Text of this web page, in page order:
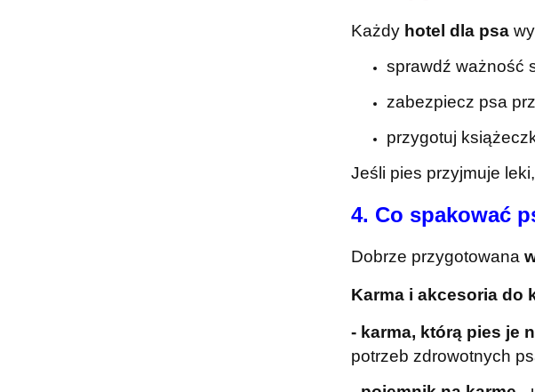
Każdy hotel dla psa
sprawdź ważność
zabezpiecz psa
przygotuj
Jeśli pies przyjmuje
4. Co spakować
Dobrze przygotowana
Karma i akcesoria do
- karma, którą pies je
potrzeb zdrowotnych